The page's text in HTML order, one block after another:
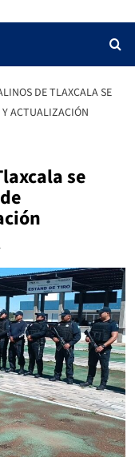
DE TLAXCALA SE
Y ACTUALIZACIÓN
se